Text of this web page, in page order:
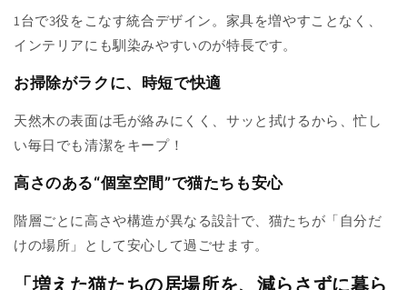
1台で3役をこなす統合デザイン。家具を増やすことなく、
インテリアにも馴染みやすいのが特長です。
お掃除がラクに、時短で快適
天然木の表面は毛が絡みにくく、サッと拭けるから、忙し
い毎日でも清潔をキープ！
高さのある“個室空間”で猫たちも安心
階層ごとに高さや構造が異なる設計で、猫たちが「自分だ
けの場所」として安心して過ごせます。
「増えた猫たちの居場所を、減らさずに暮ら